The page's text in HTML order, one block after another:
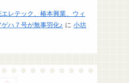
レテック、椿本興業、ウィ
ハ７号が無事羽化♪ に 小坊